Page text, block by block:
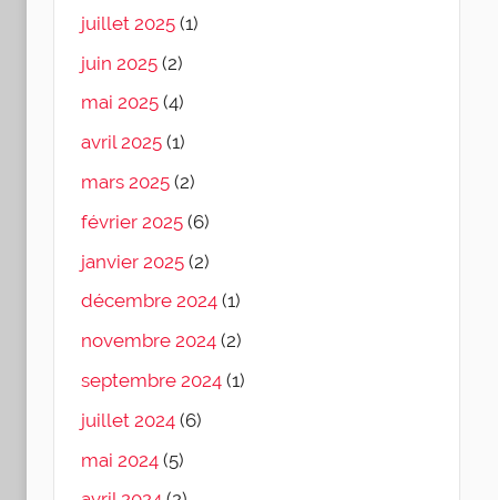
juillet 2025 (1)
juin 2025 (2)
mai 2025 (4)
avril 2025 (1)
mars 2025 (2)
février 2025 (6)
janvier 2025 (2)
décembre 2024 (1)
novembre 2024 (2)
septembre 2024 (1)
juillet 2024 (6)
mai 2024 (5)